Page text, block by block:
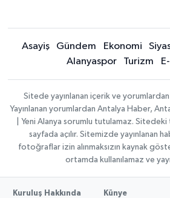
Asayiş Gündem Ekonomi
Alanyaspor
Turizm
Sitede yayınlanan içerik ve
Yayınlanan yorumlardan Antalya Haber,
| Yeni Alanya sorumlu tutulamaz.
sayfada açılır. Sitemizde yayınlanan
fotoğraflar izin alınmaksızın kaynak
ortamda kullanılamaz ve
Kuruluş Hakkında Künye